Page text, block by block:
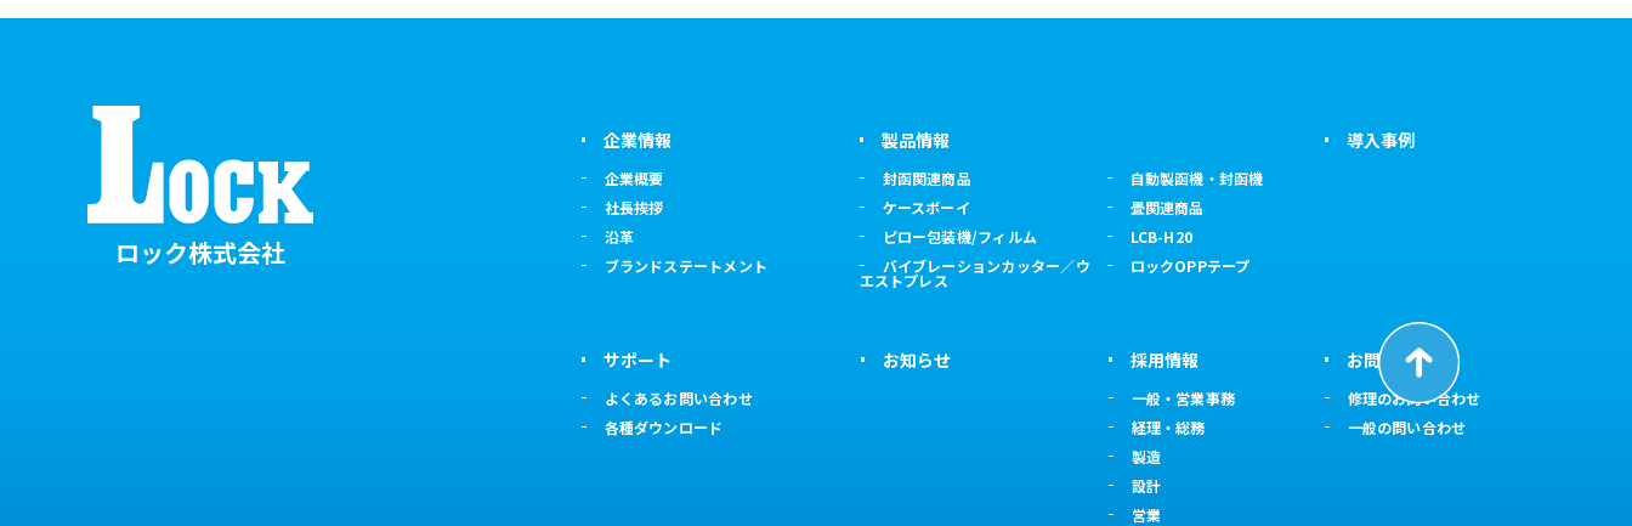
ロック株式会社
企業情報
企業概要
社長挨拶
沿革
ブランドステートメント
製品情報
封函関連商品
自動製函機・封函機
ケースボーイ
畳関連商品
ピロー包装機/フィルム
LCB-H20
バイブレーションカッター／ウ
エストプレス
ロックOPPテープ
導入事例
サポート
よくあるお問い合わせ
各種ダウンロード
お知らせ 採用情報
一般・営業事務
経理・総務
製造
設計
営業
お問い合わせ
修理のお問い合わせ
一般の問い合わせ